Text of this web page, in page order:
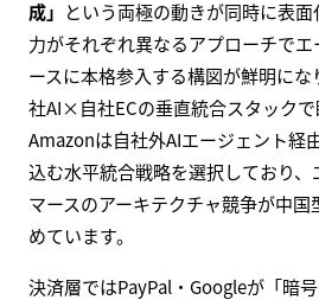
simplywall.st
5/8既報のLightspeed Commerce
氏）と一連のAI機能発表を受け、株
た。Simply Wall Stは、AI機能投資
小売の運用負荷軽減に直結するか」
り、Shopify・VTEX・Cafe24と並
基盤のAI転換競争が投資家サイドで
っています。